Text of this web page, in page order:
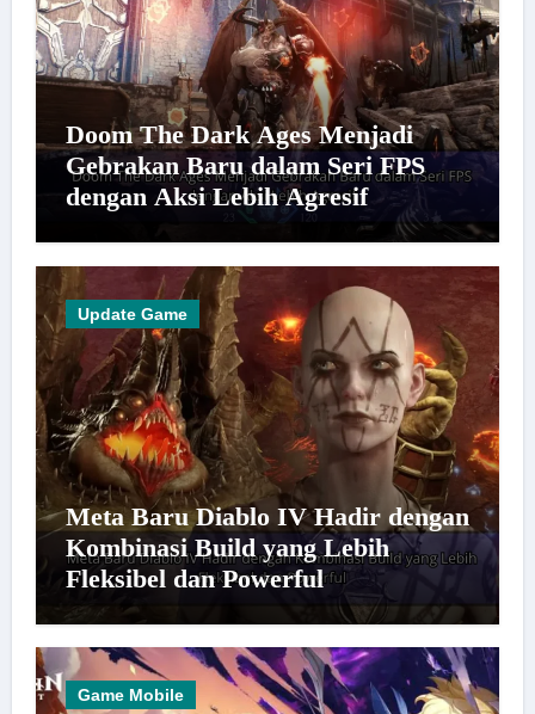
Doom The Dark Ages Menjadi
Gebrakan Baru dalam Seri FPS
dengan Aksi Lebih Agresif
Update Game
Meta Baru Diablo IV Hadir dengan
Kombinasi Build yang Lebih
Fleksibel dan Powerful
Game Mobile